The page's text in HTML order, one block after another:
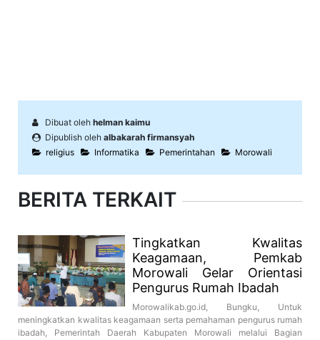
Dibuat oleh helman kaimu
Dipublish oleh albakarah firmansyah
religius
Informatika Pemerintahan Morowali
BERITA TERKAIT
Tingkatkan Kwalitas
Keagamaan, Pemkab
Morowali Gelar Orientasi
Pengurus Rumah Ibadah
Morowalikab.go.id, Bungku, Untuk
meningkatkan kwalitas keagamaan serta pemahaman pengurus rumah
ibadah, Pemerintah Daerah Kabupaten Morowali melalui Bagian